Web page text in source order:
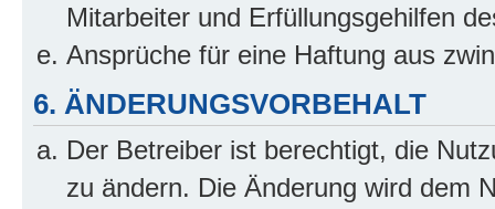
Mitarbeiter und Erfüllungsgehilfen
Ansprüche für eine Haftung aus
6. ÄNDERUNGSVORBEHALT
Der Betreiber ist berechtigt, die
zu ändern. Die Änderung wird dem